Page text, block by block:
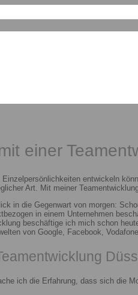
einer
entwickeln
Art. Mit meiner
in die Gegenwart von morgen:
in einem Unternehmen
beschäftige ich mich schon
von Google, Facebook,
ich die Erfahrung, dass sich die